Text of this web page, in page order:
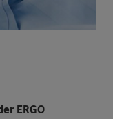
ERGO